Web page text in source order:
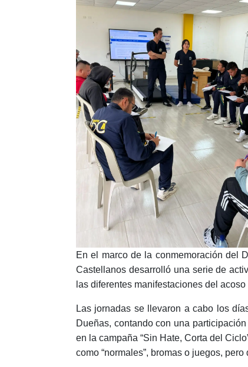
En el marco de la conmemoración del
Castellanos desarrolló una serie de
las diferentes manifestaciones del
Las jornadas se llevaron a cabo los
Dueñas, contando con una
en la campaña “Sin Hate, Corta del
como “normales”, bromas o juegos,